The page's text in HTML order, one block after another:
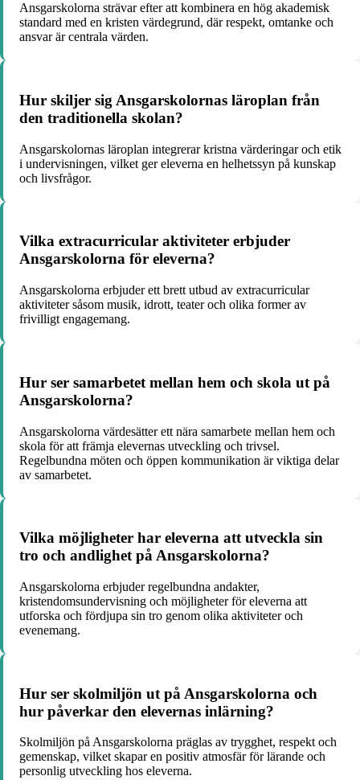
Ansgarskolorna strävar efter att kombinera en hög akademisk
standard med en kristen värdegrund, där respekt, omtanke och
ansvar är centrala värden.
Hur skiljer sig Ansgarskolornas läroplan från
den traditionella skolan?
Ansgarskolornas läroplan integrerar kristna värderingar och etik
i undervisningen, vilket ger eleverna en helhetssyn på kunskap
och livsfrågor.
Vilka extracurricular aktiviteter erbjuder
Ansgarskolorna för eleverna?
Ansgarskolorna erbjuder ett brett utbud av extracurricular
aktiviteter såsom musik, idrott, teater och olika former av
frivilligt engagemang.
Hur ser samarbetet mellan hem och skola ut på
Ansgarskolorna?
Ansgarskolorna värdesätter ett nära samarbete mellan hem och
skola för att främja elevernas utveckling och trivsel.
Regelbundna möten och öppen kommunikation är viktiga delar
av samarbetet.
Vilka möjligheter har eleverna att utveckla sin
tro och andlighet på Ansgarskolorna?
Ansgarskolorna erbjuder regelbundna andakter,
kristendomsundervisning och möjligheter för eleverna att
utforska och fördjupa sin tro genom olika aktiviteter och
evenemang.
Hur ser skolmiljön ut på Ansgarskolorna och
hur påverkar den elevernas inlärning?
Skolmiljön på Ansgarskolorna präglas av trygghet, respekt och
gemenskap, vilket skapar en positiv atmosfär för lärande och
personlig utveckling hos eleverna.